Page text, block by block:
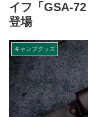
イフ「GSA-
登場
キャンプグッズ